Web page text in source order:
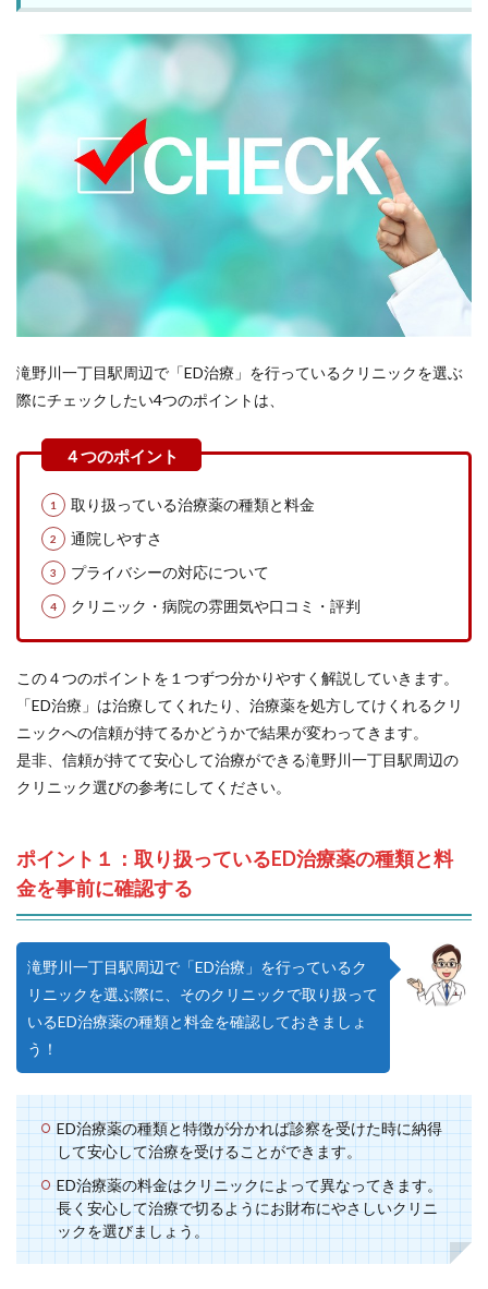
滝野川一丁目駅周辺で「ED治療」を行っているクリニックを選ぶ
際にチェックしたい4つのポイントは、
取り扱っている治療薬の種類と料金
通院しやすさ
プライバシーの対応について
クリニック・病院の雰囲気や口コミ・評判
この４つのポイントを１つずつ分かりやすく解説していきます。
「ED治療」は治療してくれたり、治療薬を処方してけくれるクリ
ニックへの信頼が持てるかどうかで結果が変わってきます。
是非、信頼が持てて安心して治療ができる滝野川一丁目駅周辺の
クリニック選びの参考にしてください。
ポイント１：取り扱っているED治療薬の種類と料
金を事前に確認する
滝野川一丁目駅周辺で「ED治療」を行っているク
リニックを選ぶ際に、そのクリニックで取り扱って
いるED治療薬の種類と料金を確認しておきましょ
う！
ED治療薬の種類と特徴が分かれば診察を受けた時に納得
して安心して治療を受けることができます。
ED治療薬の料金はクリニックによって異なってきます。
長く安心して治療で切るようにお財布にやさしいクリニ
ックを選びましょう。